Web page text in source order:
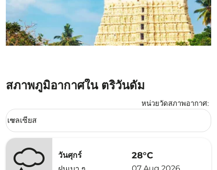
สภาพภูมิอากาศใน ตริวันดัม
หน่วยวัดสภาพอากาศ:
Weather unit option เซลเซียส Selected
เซลเซียส
keyboard_arrow_down
วันศุกร์
28°C
07 Aug 2026